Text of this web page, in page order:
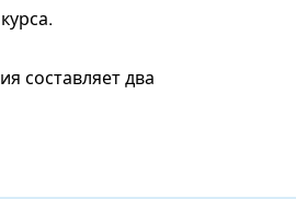
составляет два